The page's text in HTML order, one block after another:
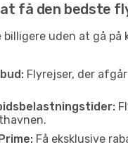
få den bedste
uden at gå
Flyrejser, der
Få eksklusive